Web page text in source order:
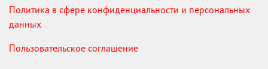
Политика в сфере конфиденциальности и персональных
данных
Пользовательское соглашение